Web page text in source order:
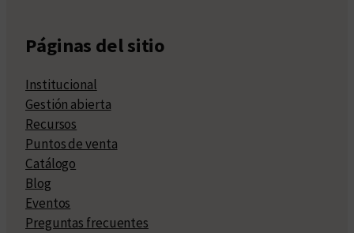
Páginas del sitio
Institucional
Gestión abierta
Recursos
Puntos de venta
Catálogo
Blog
Eventos
Preguntas frecuentes